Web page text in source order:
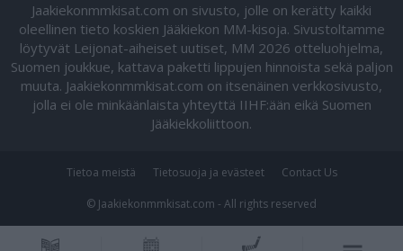
Jaakiekonmmkisat.com on sivusto, jolle on kerätty kaikki
oleellinen tieto koskien Jääkiekon MM-kisoja. Sivustoltamme
löytyvät Leijonat-aiheiset uutiset, MM 2026 otteluohjelma,
Suomen joukkue, kattava paketti lippujen hinnoista sekä paljon
muuta. Jaakiekonmmkisat.com on itsenäinen verkkosivusto,
jolla ei ole minkäänlaista yhteyttä IIHF:ään eikä Suomen
Jääkiekkoliittoon.
Tietoa meistä Tietosuoja ja evästeet Contact Us
© Jaakiekonmmkisat.com - All rights reserved